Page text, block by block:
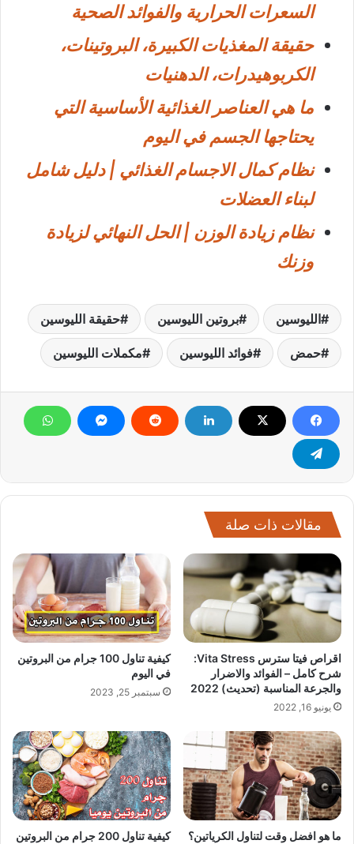
السعرات الحرارية والفوائد الصحية
حقيقة المغذيات الكبيرة، البروتينات،
الكربوهيدرات، الدهنيات
ما هي العناصر الغذائية الأساسية التي
يحتاجها الجسم في اليوم
نظام كمال الاجسام الغذائي | دليل شامل
لبناء العضلات
نظام زيادة الوزن | الحل النهائي لزيادة
وزنك
الليوسين بروتين الليوسين حقيقة الليوسين
حمض فوائد الليوسين مكملات الليوسين
مقالات ذات صلة
اقراص فيتا سترس Vita Stress:
شرح كامل – الفوائد والاضرار
والجرعة المناسبة (تحديث) 2022
يونيو 16, 2022
كيفية تناول 100 جرام من البروتين
في اليوم
سبتمبر 25, 2023
ما هو افضل وقت لتناول الكرياتين؟
كيفية تناول 200 جرام من البروتين